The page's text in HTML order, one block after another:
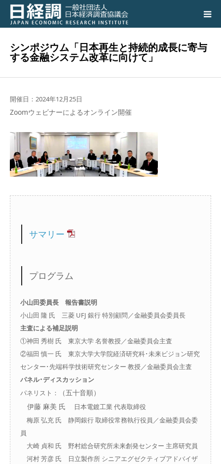
シンポジウム「日本再生と持続的成長に寄与
する金融システム改革に向けて」
開催日：2024年12月25日
Zoomウェビナーによるオンライン開催
サマリー
プログラム
小山田委員長 報告書説明
小山田 隆 氏 三菱 UFJ 銀行 特別顧問／金融委員会委員長
主査による補足説明
①神田 秀樹 氏 東京大学 名誉教授／金融委員会主査
②福田 慎一 氏 東京大学大学院経済研究科･未来ビジョン研究
センター･先端科学技術研究センター 教授／金融委員会主査
パネル･ディスカッション
パネリスト：
（五十音順）
伊藤 麻美 氏
日本電鍍工業 代表取締役
梅原 弘充 氏 静岡銀行 取締役常務執行役員／金融委員会委
員
大崎 貞和 氏 野村総合研究所未来創発センター 主席研究員
河村 芳彦 氏 日立製作所 シニアエグゼクティブアドバイザ
日経調について
講演会、シンポジウム
入会のご案内